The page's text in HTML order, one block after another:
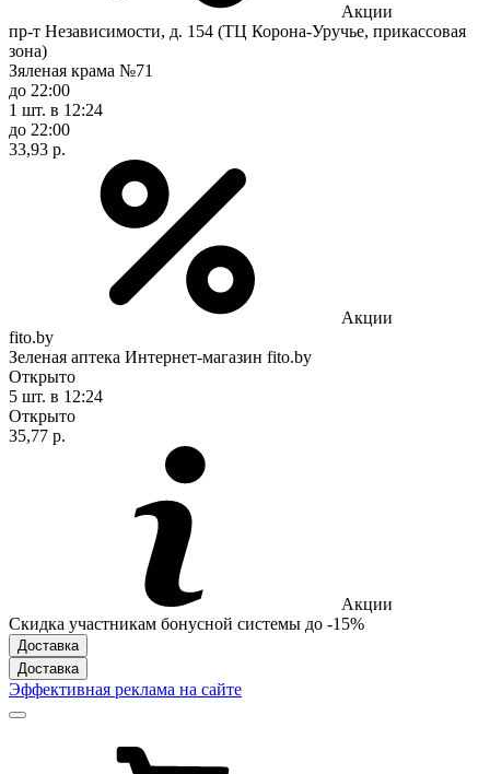
Акции
пр-т Независимости, д. 154 (ТЦ Корона-Уручье, прикассовая
зона)
Зяленая крама №71
до 22:00
1 шт. в 12:24
до 22:00
33,93 р.
Акции
fito.by
Зеленая аптека Интернет-магазин fito.by
Открыто
5 шт. в 12:24
Открыто
35,77 р.
Акции
Скидка участникам бонусной системы до -15%
Доставка
Доставка
Эффективная реклама на сайте